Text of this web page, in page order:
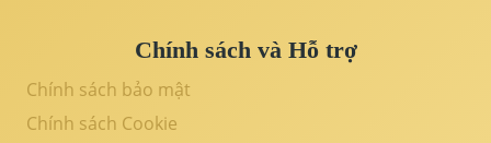
Chính sách và Hỗ trợ
Chính sách bảo mật
Chính sách Cookie